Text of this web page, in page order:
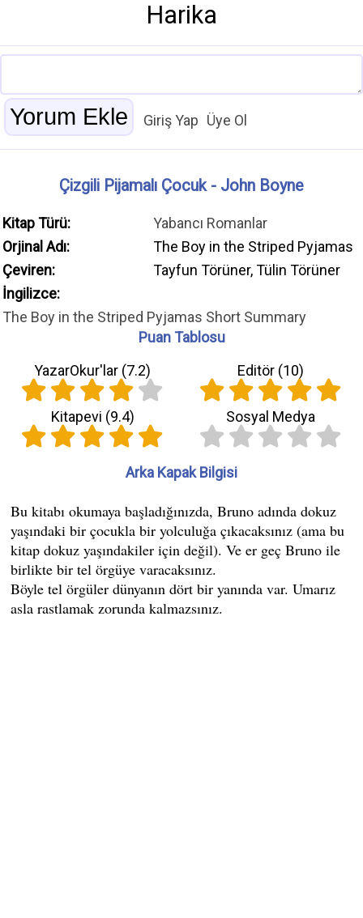
Harika
Giriş Yap Üye Ol
Çizgili Pijamalı Çocuk - John Boyne
Kitap Türü:
Yabancı Romanlar
Orjinal Adı:
The Boy in the Striped Pyjamas
Çeviren:
Tayfun Törüner, Tülin Törüner
İngilizce:
The Boy in the Striped Pyjamas Short Summary
Puan Tablosu
YazarOkur'lar (7.2) Editör (10)
Kitapevi (9.4) Sosyal Medya
Arka Kapak Bilgisi